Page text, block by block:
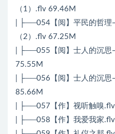
（1）.flv 69.46M
| ├──054【阅】平民的哲
（2）.flv 67.25M
| ├──055【阅】士人的沉
75.55M
| ├──056【阅】士人的沉
85.66M
| ├──057【作】视听触嗅
| ├──058【作】我爱我家